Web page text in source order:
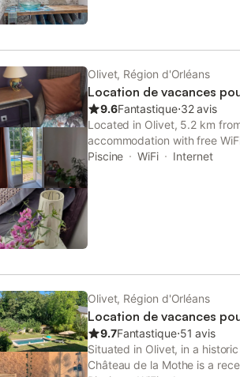
Olivet, Région d'Orléans
Location de vacances
9.6Fantastique⋅32 avis
Located in Olivet, 5.2 km
accommodation with free
a seasonal outdoor pool.
Piscine WiFi Internet
Olivet, Région d'Orléans
Location de vacances
9.7Fantastique⋅51 avis
Situated in Olivet, in a
Château de la Mothe is a